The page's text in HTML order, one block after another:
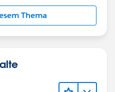
Thema